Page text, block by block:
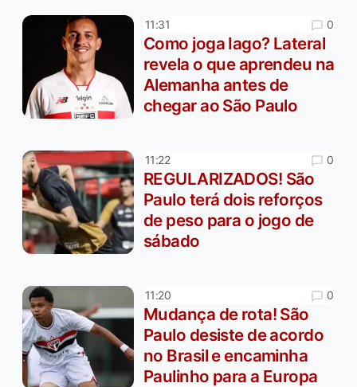
11:31 0
Como joga Iago? Lateral
revela o que aprendeu na
Alemanha antes de
chegar ao São Paulo
11:22 0
REGULARIZADOS! São
Paulo terá dois reforços
de peso para o jogo de
sábado
11:20 0
Mudança de rota! São
Paulo desiste de acordo
no Brasil e encaminha
Paulinho para a Europa